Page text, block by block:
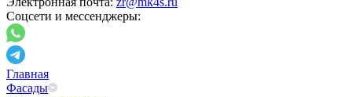
Соцсети и мессенджеры:
Главная
Фасады